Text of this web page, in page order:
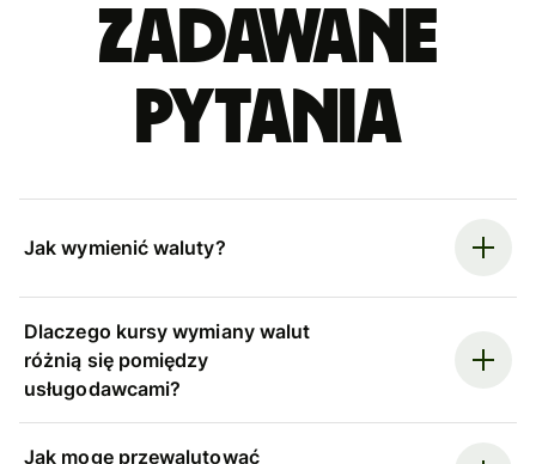
zadawane
pytania
Jak wymienić waluty?
Dlaczego kursy wymiany walut
różnią się pomiędzy
usługodawcami?
Jak mogę przewalutować